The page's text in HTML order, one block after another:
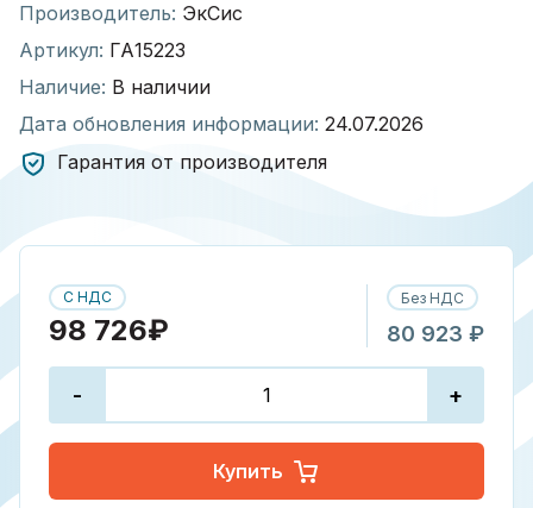
Производитель: ЭкСис
Артикул: ГА15223
Наличие: В наличии
Дата обновления информации: 24.07.2026
Гарантия от производителя
С НДС
98 726₽
Без НДС
80 923 ₽
- +
Купить